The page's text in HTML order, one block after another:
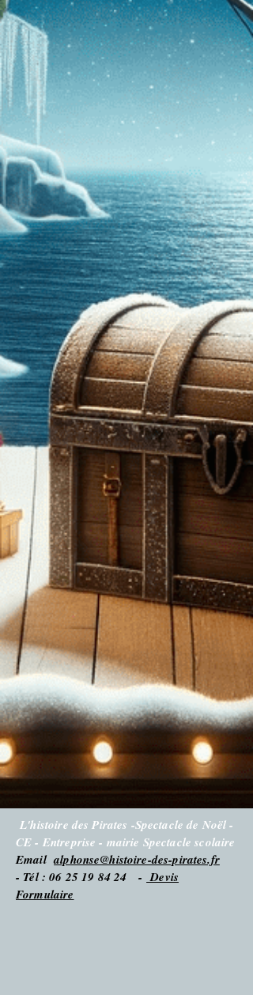
L'histoire des Pirates -Spectacle de Noël -
CE - Entreprise - mairie Spectacle scolaire
Emailalphonse@histoire-des-pirates.fr
- Tél : 06 25 19 84 24 - Devis
Formulaire